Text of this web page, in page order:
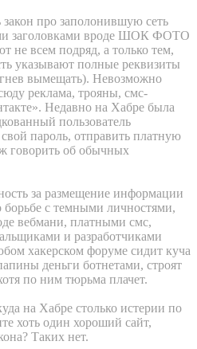
про заполонившую сеть
заголовками вроде ШОК ФОТО
не всем подряд, а только тем,
указывают полные реквизиты
гнев вымещать). Невозможно
реклама, трояны, смс-
Недавно на Хабре была
пользователь
пароль, отправить платную
говорить об обычных
за размещение информации
с темными личностями,
вебмани, платными смс,
и разработчиками
хакерском форуме сидит куча
деньги ботнетами, строят
по ним тюрьма плачет.
на Хабре столько истерии по
хоть один хороший сайт,
Таких нет.